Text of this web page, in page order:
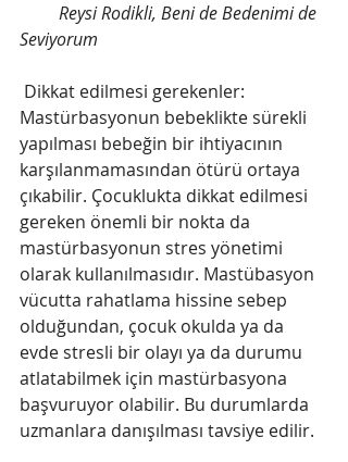
Seviyorum
Dikkat edilmesi gerekenler:
Mastürbasyonun bebeklikte sürekli
yapılması bebeğin bir ihtiyacının
karşılanmamasından ötürü ortaya
çıkabilir. Çocuklukta dikkat edilmesi
gereken önemli bir nokta da
mastürbasyonun stres yönetimi
olarak kullanılmasıdır. Mastübasyon
vücutta rahatlama hissine sebep
olduğundan, çocuk okulda ya da
evde stresli bir olayı ya da durumu
atlatabilmek için mastürbasyona
başvuruyor olabilir. Bu durumlarda
uzmanlara danışılması tavsiye edilir.